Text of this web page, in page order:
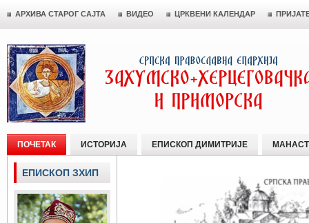
АРХИВА СТАРОГ САЈТА ВИДЕО ЦРКВЕНИ КАЛЕНДАР
ПОЧЕТАК ИСТОРИЈА ЕПИСКОП ДИМИТРИЈЕ
ЕПИСКОП ЗХИП